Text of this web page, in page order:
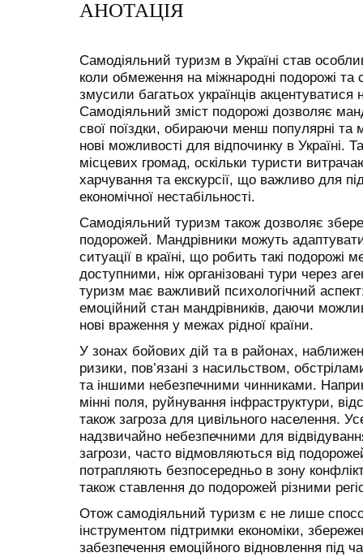
АНОТАЦІЯ
Самодіяльний туризм в Україні став
коли обмеження на міжнародні подорожі та
змусили багатьох українців акцентуватися
Самодіяльний зміст подорожі дозволяє
свої поїздки, обираючи менш популярні та
нові можливості для відпочинку в Україні.
місцевих громад, оскільки туристи
харчування та екскурсії, що важливо для
економічної нестабільності.
Самодіяльний туризм також дозволяє
подорожей. Мандрівники можуть
ситуації в країні, що робить такі
доступними, ніж організовані тури через
туризм має важливий психологічний
емоційний стан мандрівників, даючи
нові враження у межах рідної країни.
У зонах бойових дій та в районах,
ризики, пов’язані з насильством,
та іншими небезпечними чинниками.
мінні поля, руйнування інфраструктури,
також загроза для цивільного населення.
надзвичайно небезпечними для
загрози, часто відмовляються від
потрапляють безпосередньо в зону
також ставлення до подорожей різними
Отож самодіяльний туризм є не лише
інструментом підтримки економіки,
забезпечення емоційного відновлення під